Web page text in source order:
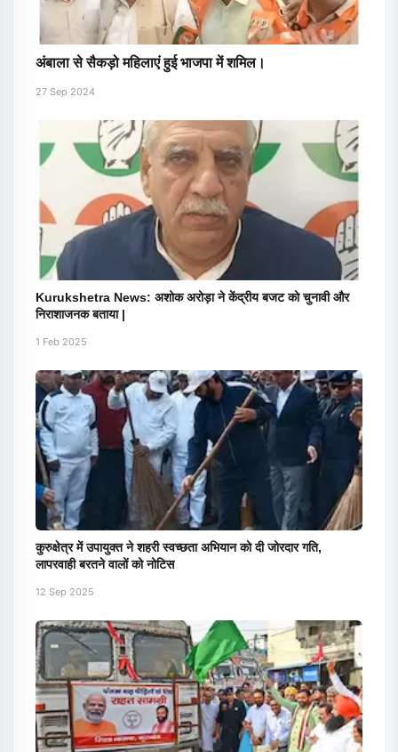
अंबाला से सैकड़ो महिलाएं हुई भाजपा में शमिल।
27 Sep 2024
Kurukshetra News: अशोक अरोड़ा ने केंद्रीय बजट को चुनावी और
निराशाजनक बताया |
1 Feb 2025
कुरुक्षेत्र में उपायुक्त ने शहरी स्वच्छता अभियान को दी जोरदार गति,
लापरवाही बरतने वालों को नोटिस
12 Sep 2025